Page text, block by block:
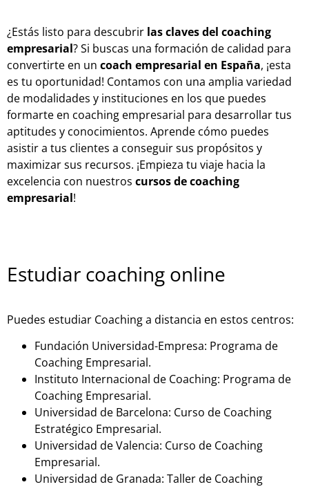
¿Estás listo para descubrir las claves del coaching
empresarial? Si buscas una formación de calidad para
convertirte en un coach empresarial en España, ¡esta
es tu oportunidad! Contamos con una amplia variedad
de modalidades y instituciones en los que puedes
formarte en coaching empresarial para desarrollar tus
aptitudes y conocimientos. Aprende cómo puedes
asistir a tus clientes a conseguir sus propósitos y
maximizar sus recursos. ¡Empieza tu viaje hacia la
excelencia con nuestros cursos de coaching
empresarial!
Estudiar coaching online
Puedes estudiar Coaching a distancia en estos centros:
Fundación Universidad-Empresa: Programa de
Coaching Empresarial.
Instituto Internacional de Coaching: Programa de
Coaching Empresarial.
Universidad de Barcelona: Curso de Coaching
Estratégico Empresarial.
Universidad de Valencia: Curso de Coaching
Empresarial.
Universidad de Granada: Taller de Coaching